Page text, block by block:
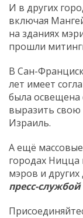
И в других
включая
на зданиях
прошли
В Сан-
лет имеет
была
выразить
Израиль.
А ещё
городах Ницца
мэров и других
пресс-